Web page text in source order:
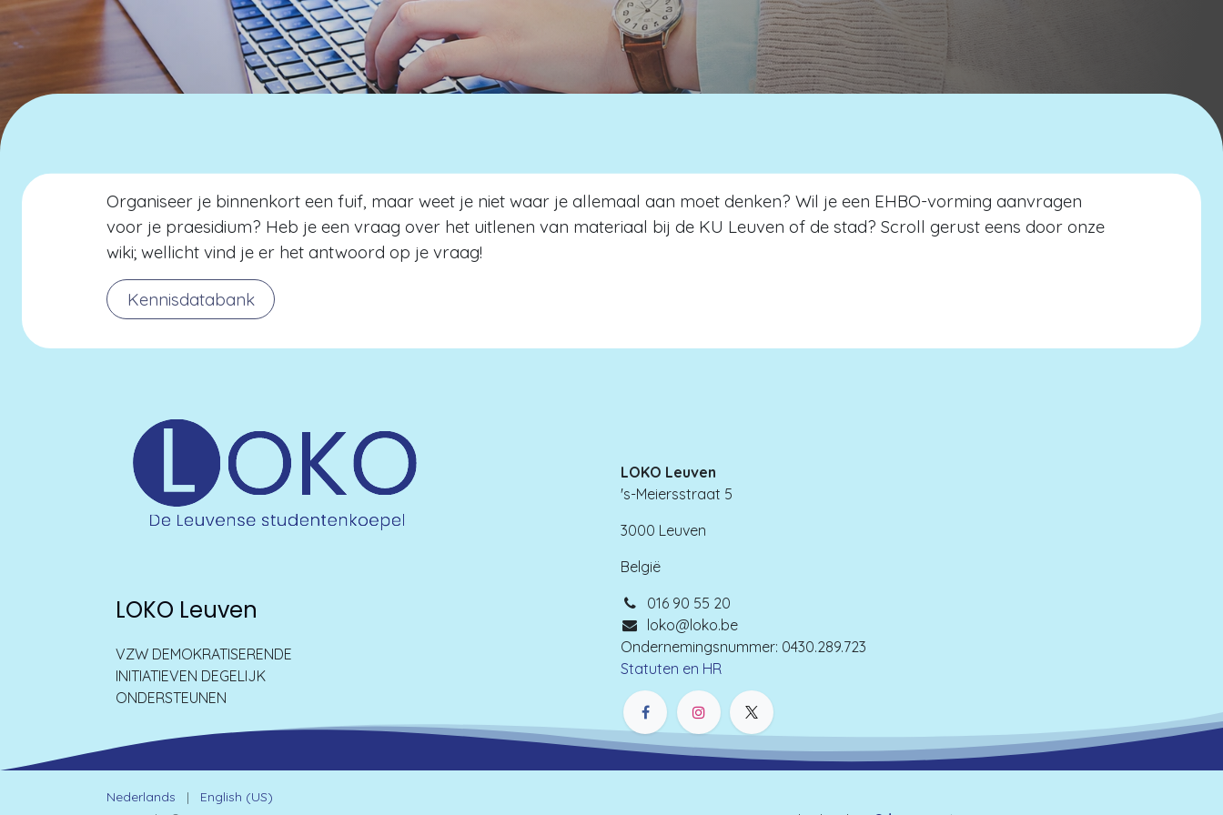
Organiseer je binnenkort een fuif, maar weet je niet waar je allemaal aan moet denken? Wil je een EHBO-vorming aanvragen
voor je praesidium? Heb je een vraag over het uitlenen van materiaal bij de KU Leuven of de stad? Scroll gerust eens door onze
wiki; wellicht vind je er het antwoord op je vraag!
Kennisdatabank
LOKO Leuven
's-Meiersstraat 5
3000 Leuven
België
016 90 55 20
loko@loko.be
Ondernemingsnummer: 0430.289.723
Statuten en HR
VZW DEMOKRATISERENDE
INITIATIEVEN DEGELIJK
ONDERSTEUNEN
LOKO Leuven
Nederlands |
English (US)